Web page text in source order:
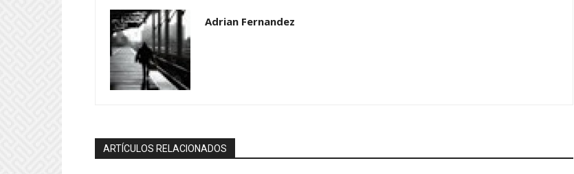
Adrian Fernandez
ARTÍCULOS RELACIONADOS